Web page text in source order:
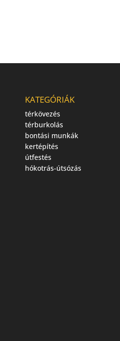
KATEGÓRIÁK
térkövezés
térburkolás
bontási munkák
kertépítés
útfestés
hókotrás-útsózás